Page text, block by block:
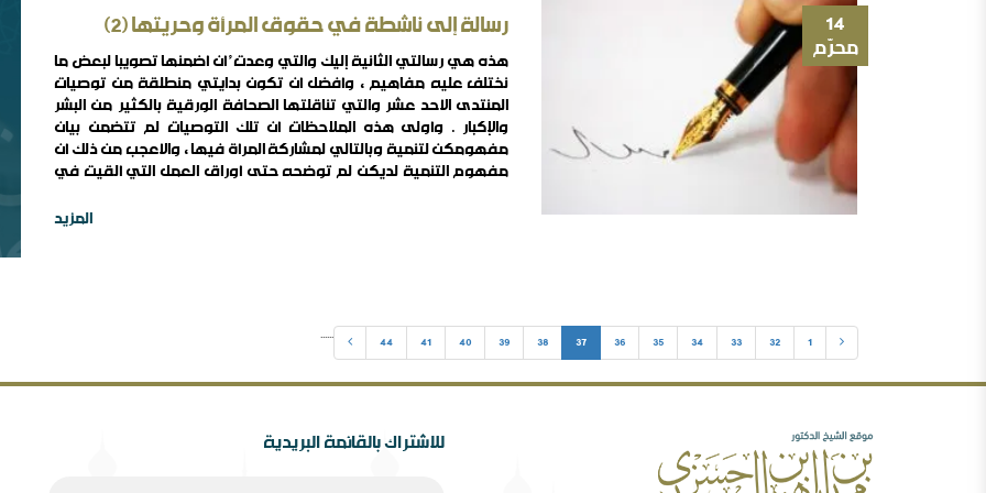
14
محرّم
رسالة إلى ناشطة في حقوق المرأة وحريتها (٢)
هذه هي رسالتي الثانية إليك والتي وعدت ُ أن أضمنها تصويبا لبعض ما
نختلف عليه مفاهيم , وأفضل أن تكون بدايتي منطلقة من توصيات
المنتدى الأحد عشر والتي تناقلتها الصحافة الورقية بالكثير من البشر
والإكبار . وأولى هذه الملاحظات أن تلك التوصيات لم تتضمن بيان
مفهومكن لتنمية وبالتالي لمشاركة المرأة فيها , والأعجب من ذلك أن
مفهوم التنمية لديكن لم توضحه حتى أوراق العمل التي ألقيت في
المزيد
1
... 32
33
34
35
36
37
38
39
40
41
... 44
للاشتراك بالقائمة البريدية